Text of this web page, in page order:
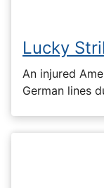
Lucky
An injured
German lines